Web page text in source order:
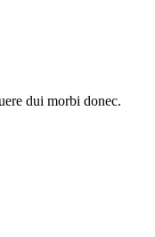
dui morbi donec.